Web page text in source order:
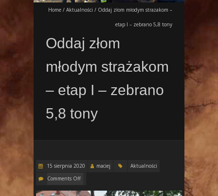
Home / Aktualności / Oddaj złom młodym strażakom –
etap I – zebrano 5,8 tony
Oddaj złom
młodym strażakom
– etap I – zebrano
5,8 tony
15 sierpnia 2020 maciej
Aktualności
Comments Off